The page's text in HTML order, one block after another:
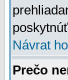
Návrat
Prečo